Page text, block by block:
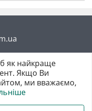
використанні
як найкраще
Якщо Ви
ми вважаємо,